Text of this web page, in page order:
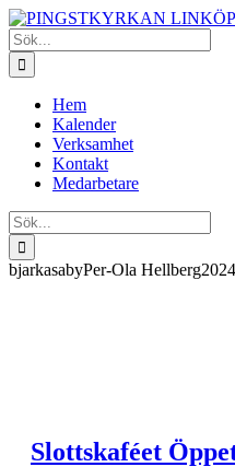
Fortsätt
till
innehållet
Sök
efter:
Hem
Kalender
Verksamhet
Kontakt
Medarbetare
Sök
efter:
bjarkasabyPer-Ola Hellberg
Slottskaféet